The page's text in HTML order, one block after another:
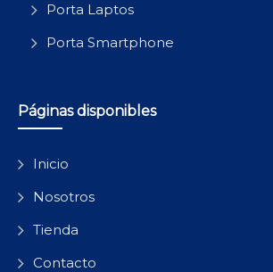
Porta Laptos
Porta Smartphone
Páginas disponibles
Inicio
Nosotros
Tienda
Contacto